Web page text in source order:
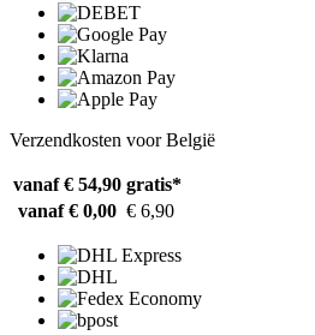
Verzendkosten voor België
vanaf € 54,90 gratis*
vanaf € 0,00 € 6,90